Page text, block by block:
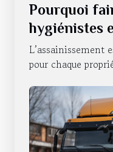
Pourquoi
hygiénistes
L’assainissement
pour chaque